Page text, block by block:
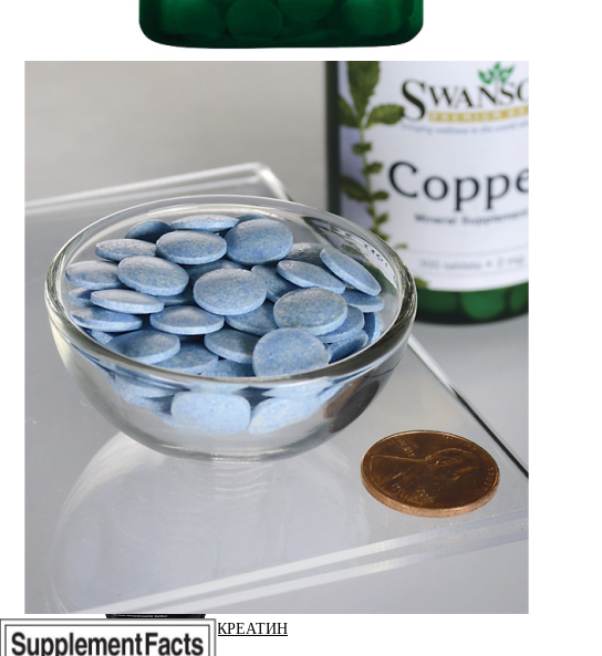
ДИЕТИЧЕСКОЕ ПИТАНИЕ
ЖИРОСЖИГАТЕЛИ
ЗМА (ZMA)
ЗДОРОВЬЕ И ДОЛГОЛЕТИЕ
КРЕАТИН
KETO